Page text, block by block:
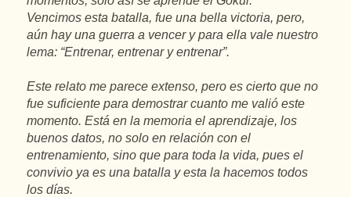
Vencimos esta batalla, fue una bella victoria, pero,
aún hay una guerra a vencer y para ella vale nuestro
lema: “Entrenar, entrenar y entrenar”.
Este relato me parece extenso, pero es cierto que no
fue suficiente para demostrar cuanto me valió este
momento. Está en la memoria el aprendizaje, los
buenos datos, no solo en relación con el
entrenamiento, sino que para toda la vida, pues el
convivio ya es una batalla y esta la hacemos todos
los días.